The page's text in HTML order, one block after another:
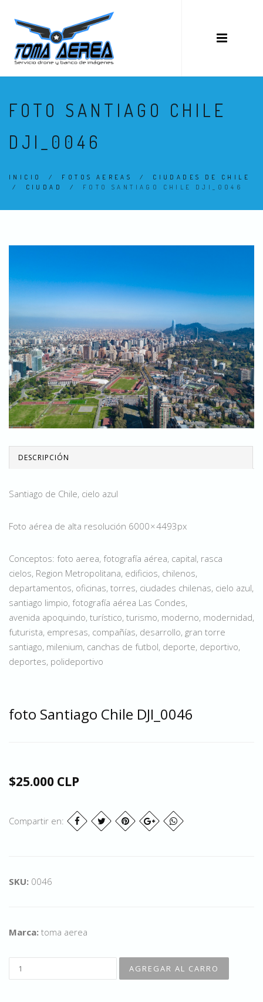
FOTO SANTIAGO CHILE
DJI_0046
INICIO / FOTOS AEREAS / CIUDADES DE CHILE
/ CIUDAD / FOTO SANTIAGO CHILE DJI_0046
DESCRIPCIÓN
Santiago de Chile, cielo azul
Foto aérea de alta resolución 6000 × 4493px
Conceptos: foto aerea, fotografía aérea, capital, rasca
cielos, Region Metropolitana, edificios, chilenos,
departamentos, oficinas, torres, ciudades chilenas, cielo azul,
santiago limpio, fotografía aérea Las Condes,
avenida apoquindo, turístico, turismo, moderno, modernidad,
futurista, empresas, compañías, desarrollo, gran torre
santiago, milenium, canchas de futbol, deporte, deportivo,
deportes, polideportivo
foto Santiago Chile DJI_0046
$25.000 CLP
Compartir en:
SKU: 0046
Marca: toma aerea